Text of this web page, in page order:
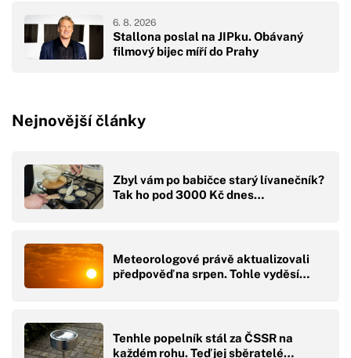
Stallona poslal na JIPku. Obávaný
filmový bijec míří do Prahy
6. 8. 2026
Nejnovější články
Zbyl vám po babičce starý lívanečník?
Tak ho pod 3000 Kč dnes…
Meteorologové právě aktualizovali
předpověď na srpen. Tohle vyděsí…
Tenhle popelník stál za ČSSR na
každém rohu. Teď jej sběratelé…